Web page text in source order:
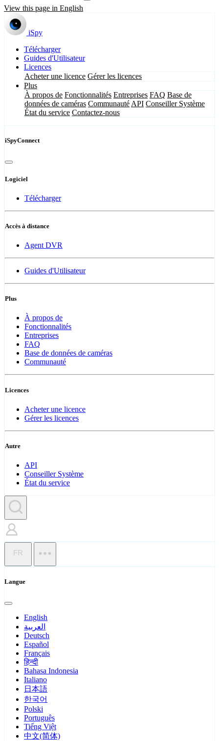
View this page in English
iSpy
Télécharger
Guides d'Utilisateur
Licences
Acheter une licence Gérer les licences
Plus
À propos de Fonctionnalités Entreprises FAQ Base de
données de caméras Communauté API Conseiller Système
État du service Contactez-nous
iSpyConnect
Logiciel
Télécharger
Accès à distance
Agent DVR
Guides d'Utilisateur
Plus
À propos de
Fonctionnalités
Entreprises
FAQ
Base de données de caméras
Communauté
Licences
Acheter une licence
Gérer les licences
Autre
API
Conseiller Système
État du service
FR
Langue
English
العربية
Deutsch
Español
Français
हिन्दी
Bahasa Indonesia
Italiano
日本語
한국어
Polski
Português
Tiếng Việt
中文(简体)